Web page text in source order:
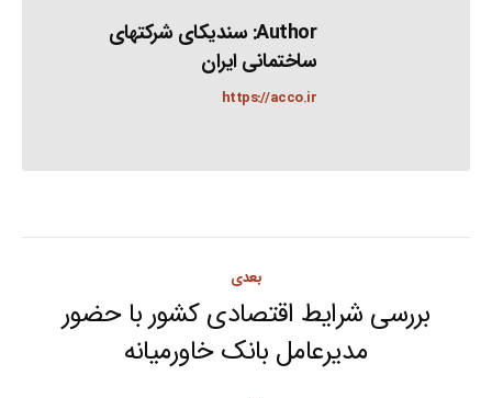
Author: سندیکای شرکتهای
ساختمانی ایران
https://acco.ir
navigation
بعدی
Next
post:
بررسی شرایط اقتصادی کشور با حضور
مدیرعامل بانک خاورمیانه